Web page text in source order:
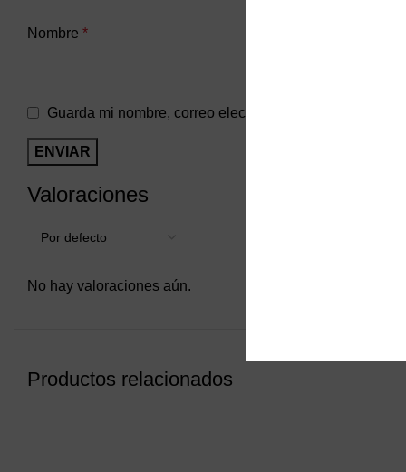
Valoraciones
No hay valoraciones aún.
Nombre *
Guarda mi nombre, correo electrónico y web en este
Productos relacionados